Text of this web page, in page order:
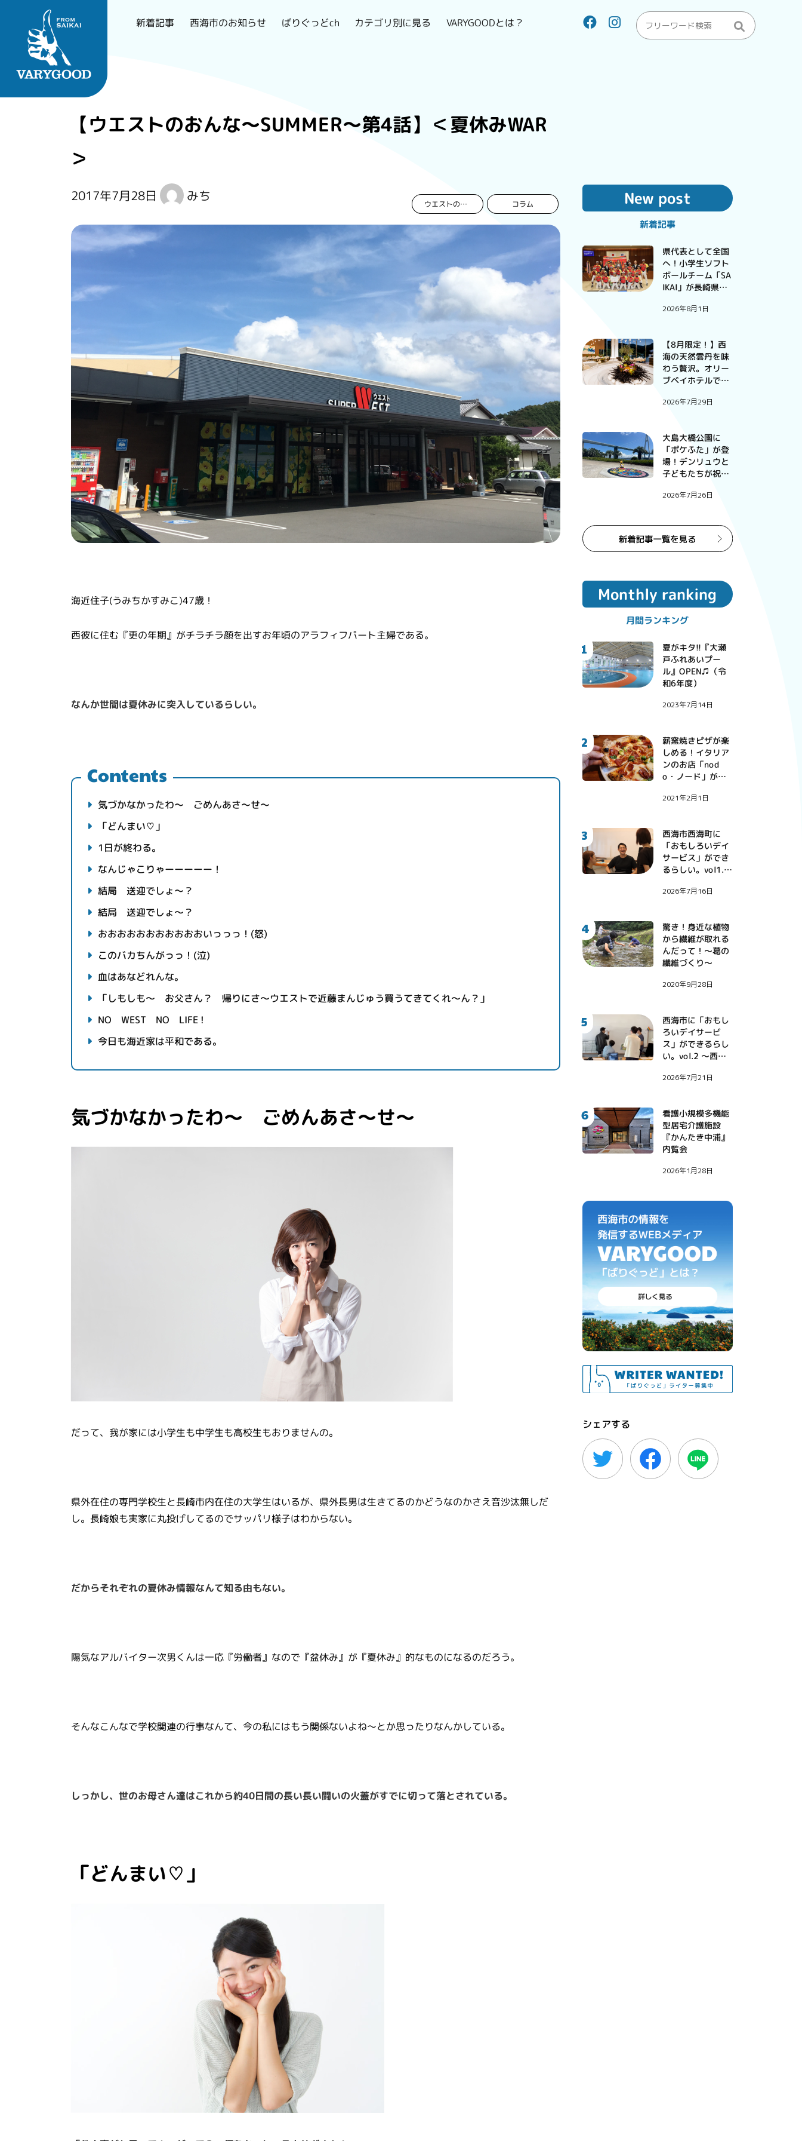
長崎で一番刺さるロー
新着記事 西海市のお知らせ ばりぐっどch カテゴリ別に見る VARYGOODとは？
【ウエストのおんな～SUMMER〜第4話】＜夏休みWAR
＞
2017年7月28日 みち
ウエストのおんな コラム
海近住子(うみちかすみこ)47歳！
西彼に住む『更の年期』がチラチラ顔を出すお年頃のアラフィフパート主婦である。
なんか世間は夏休みに突入しているらしい。
Contents
気づかなかったわ～ ごめんあさ～せ～
「どんまい♡」
1日が終わる。
なんじゃこりゃーーーーー！
結局 送迎でしょ～？
結局 送迎でしょ～？
おおおおおおおおおおおいっっっ！(怒)
このバカちんがっっ！(泣)
血はあなどれんな。
「しもしも～ お父さん？ 帰りにさ～ウエストで近藤まんじゅう買うてきてくれ～ん？」
NO WEST NO LIFE !
今日も海近家は平和である。
気づかなかったわ～ ごめんあさ～せ～
だって、我が家には小学生も中学生も高校生もおりませんの。
県外在住の専門学校生と長崎市内在住の大学生はいるが、県外長男は生きてるのかどうなのかさえ音沙汰無しだ
し。長崎娘も実家に丸投げしてるのでサッパリ様子はわからない。
だからそれぞれの夏休み情報なんて知る由もない。
陽気なアルバイター次男くんは一応『労働者』なので『盆休み』が『夏休み』的なものになるのだろう。
そんなこんなで学校関連の行事なんて、今の私にはもう関係ないよね～とか思ったりなんかしている。
しっかし、世のお母さん達はこれから約40日間の長い長い闘いの火蓋がすでに切って落とされている。
「どんまい♡」
New post
新着記事
県代表として全国
へ！小学生ソフト
ボールチーム「SA
IKAI」が長崎県予
2026年8月1日
【8月限定！】西
海の天然雲丹を味
わう贅沢。オリー
ブベイホテルで過
の特別な一夜。
2026年7月29日
大島大橋公園に
「ポケふた」が登
場！デンリュウと
子どもたちが祝っ
2026年7月26日
Monthly ranking
月間ランキング
1 夏がキタ!!『大瀬
戸ふれあいプー
ル』OPEN♫（令
和6年度）
2023年7月14日
2
薪窯焼きピザが楽
しめる！イタリア
ンのお店「nod
o・ノード」が西
2021年2月1日
3 西海市西海町に
「おもしろいデイ
サービス」ができ
るらしい。vol1.
する診療看護師・
2026年7月16日
4
驚き！身近な植物
から繊維が取れる
んだって！〜葛の
繊維づくり〜
2020年9月28日
5 西海市に「おもし
ろいデイサービ
ス」ができるらし
い。vol.2 〜西海
がやってきた！〜
2026年7月21日
6 看護小規模多機能
型居宅介護施設
『かんたき中浦』
内覧会
2026年1月28日
シェアする